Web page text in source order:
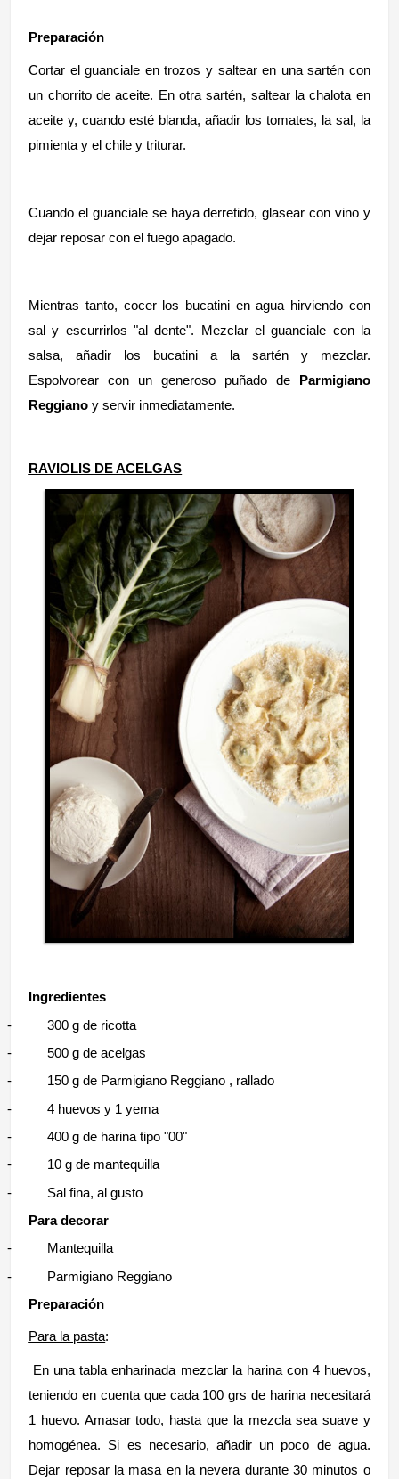
Preparación
Cortar el guanciale en trozos y saltear en una sartén con
un chorrito de aceite. En otra sartén, saltear la chalota en
aceite y, cuando esté blanda, añadir los tomates, la sal, la
pimienta y el chile y triturar.
Cuando el guanciale se haya derretido, glasear con vino y
dejar reposar con el fuego apagado.
Mientras tanto, cocer los bucatini en agua hirviendo con
sal y escurrirlos "al dente". Mezclar el guanciale con la
salsa, añadir los bucatini a la sartén y mezclar.
Espolvorear con un generoso puñado deParmigiano
Reggianoy servir inmediatamente.
RAVIOLIS DE ACELGAS
Ingredientes
-
300 g de ricotta
-
500 g de acelgas
-
150 g de Parmigiano Reggiano , rallado
-
4 huevos y 1 yema
-
400 g de harina tipo "00"
-
10 g de mantequilla
-
Sal fina, al gusto
Para decorar
-
Mantequilla
-
Parmigiano Reggiano
Preparación
Para la pasta:
En una tabla enharinada mezclar la harina con 4 huevos,
teniendo en cuenta que cada 100 grs de harina necesitará
1 huevo. Amasar todo, hasta que la mezcla sea suave y
homogénea. Si es necesario, añadir un poco de agua.
Dejar reposar la masa en la nevera durante 30 minutos o